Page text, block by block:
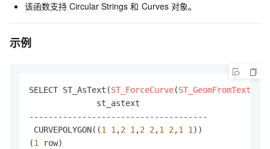
该函数支持 Circular Strings 和 Curves 对象。
示例
SELECT ST_AsText(ST_ForceCurve(ST_GeomFromText
              st_astext
-------------------------------------
CURVEPOLYGON((1 1 ,2 1 ,2 2,1 2,1 1 ))
(1 row)